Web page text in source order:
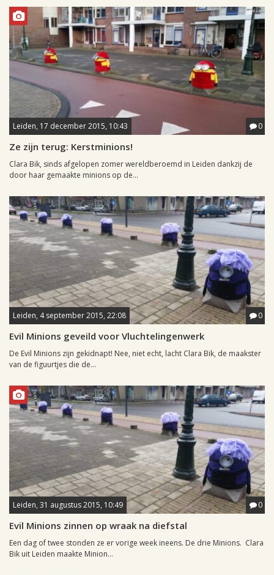
Leiden, 17 december 2015, 10:43 0
Ze zijn terug: Kerstminions!
Clara Bik, sinds afgelopen zomer wereldberoemd in Leiden dankzij de
door haar gemaakte minions op de...
Leiden, 4 september 2015, 22:08 0
Evil Minions geveild voor Vluchtelingenwerk
De Evil Minions zijn gekidnapt! Nee, niet echt, lacht Clara Bik, de maakster
van de figuurtjes die de...
Leiden, 31 augustus 2015, 10:49 0
Evil Minions zinnen op wraak na diefstal
Een dag of twee stonden ze er vorige week ineens. De drie Minions. Clara
Bik uit Leiden maakte Minion...